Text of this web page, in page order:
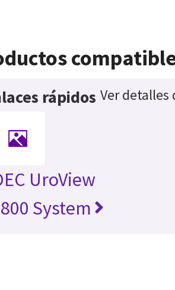
rápidos Ver
UroView
System